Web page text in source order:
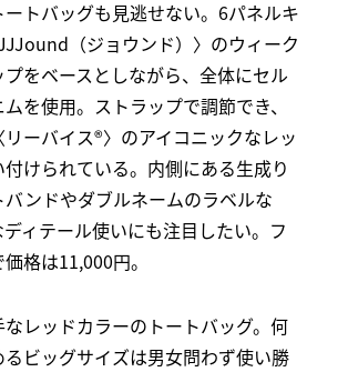
トバッグも見逃せない。6パネルキ
（ジョウンド）〉のウィーク
をベースとしながら、全体にセル
を使用。ストラップで調節でき、
ーバイス®〉のアイコニックなレッ
付けられている。内側にある生成り
ンドやダブルネームのラベルな
ィテール使いにも注目したい。フ
格は11,000円。
レッドカラーのトートバッグ。何
ビッグサイズは男女問わず使い勝